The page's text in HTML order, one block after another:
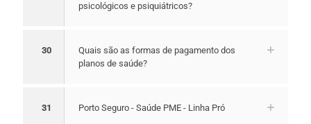
psicológicos e psiquiátricos?
30
Quais são as formas de pagamento dos
planos de saúde?
31 Porto Seguro - Saúde PME - Linha Pró